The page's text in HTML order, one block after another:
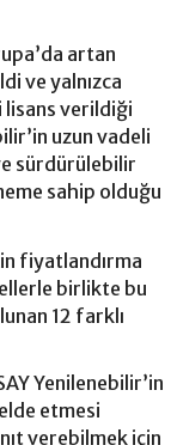
artan
ve yalnızca
lisans verildiği
uzun vadeli
sürdürülebilir
sahip olduğu
fiyatlandırma
birlikte bu
12 farklı
Yenilenebilir’in
etmesi
verebilmek için